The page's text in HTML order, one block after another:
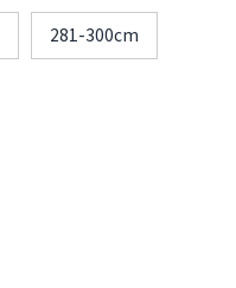
281-300cm